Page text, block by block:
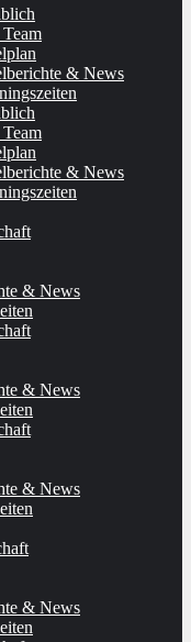
& News
& News
& News
& News
& News
& News